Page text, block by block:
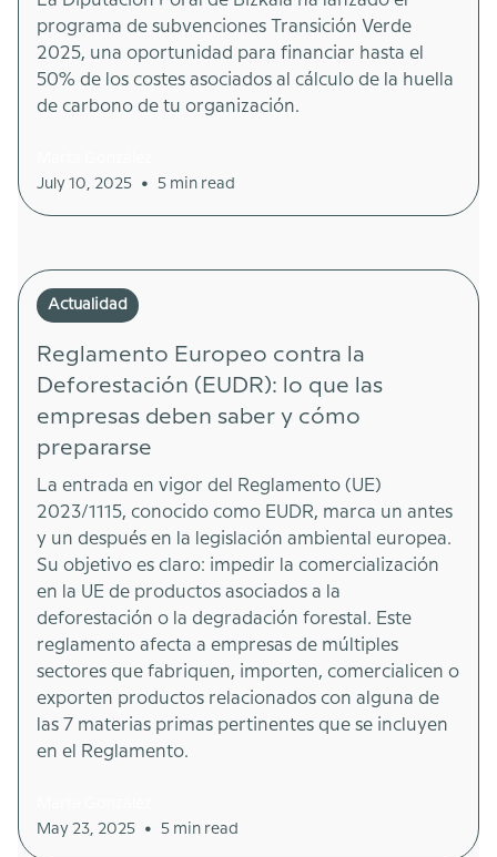
programa de subvenciones Transición Verde
2025, una oportunidad para financiar hasta el
50% de los costes asociados al cálculo de la huella
de carbono de tu organización.
July 10, 2025
• 5 min read
Actualidad
Reglamento Europeo contra la
Deforestación (EUDR): lo que las
empresas deben saber y cómo
prepararse
La entrada en vigor del Reglamento (UE)
2023/1115, conocido como EUDR, marca un antes
y un después en la legislación ambiental europea.
Su objetivo es claro: impedir la comercialización
en la UE de productos asociados a la
deforestación o la degradación forestal. Este
reglamento afecta a empresas de múltiples
sectores que fabriquen, importen, comercialicen o
exporten productos relacionados con alguna de
las 7 materias primas pertinentes que se incluyen
en el Reglamento.
May 23, 2025
• 5 min read